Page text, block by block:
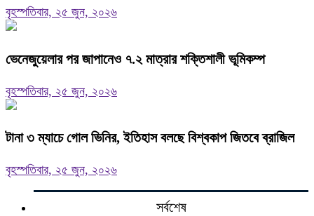
বৃহস্পতিবার, ২৫ জুন, ২০২৬
ভেনেজুয়েলার পর জাপানেও ৭.২ মাত্রার শক্তিশালী ভূমিকম্প
বৃহস্পতিবার, ২৫ জুন, ২০২৬
টানা ৩ ম্যাচে গোল ভিনির, ইতিহাস বলছে বিশ্বকাপ জিতবে ব্রাজিল
বৃহস্পতিবার, ২৫ জুন, ২০২৬
সর্বশেষ